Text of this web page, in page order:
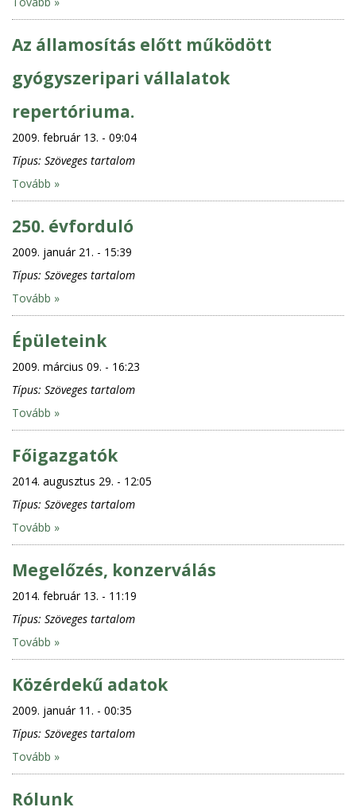
Az államosítás előtt működött
gyógyszeripari vállalatok
repertóriuma.
2009. február 13. - 09:04
Típus: Szöveges tartalom
Tovább »
250. évforduló
2009. január 21. - 15:39
Típus: Szöveges tartalom
Tovább »
Épületeink
2009. március 09. - 16:23
Típus: Szöveges tartalom
Tovább »
Főigazgatók
2014. augusztus 29. - 12:05
Típus: Szöveges tartalom
Tovább »
Megelőzés, konzerválás
2014. február 13. - 11:19
Típus: Szöveges tartalom
Tovább »
Közérdekű adatok
2009. január 11. - 00:35
Típus: Szöveges tartalom
Tovább »
Rólunk